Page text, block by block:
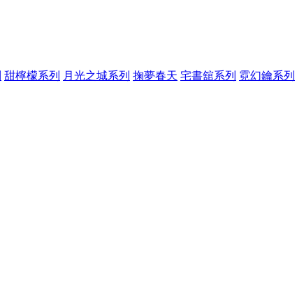
甜檸檬系列 月光之城系列 掬夢春天 宅書舘系列 霓幻鑰系列